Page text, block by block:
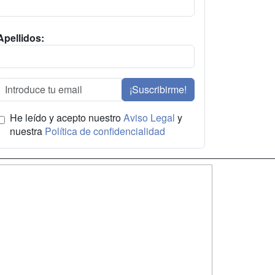
¡Suscribirme!
He leído y acepto nuestroAviso Legal y
nuestra Política de confidencialidad